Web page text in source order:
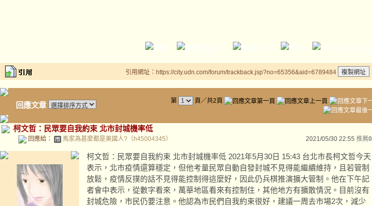
引用網址：https://city.udn.com/forum/trackback.jsp?no=65356&aid=6789484
回應文章 第 頁／共2頁
柯文哲：民眾要自我約束 北市封城機率低
回應給： 馬家為甚麼都是美國人?（h45004345） 2021/05/30 22:55 推薦0
柯文哲：民眾要自我約束 北市封城機率低 2021年5月30日 15:43 台北市長柯文哲今天
表示，北市疫情還算穩定，但他考量民眾自動自發封城不見得能繼續維持，且若管制
放鬆，疫情反撲的話不見得能控制得這麼好，因此仍兵棋推演擴大管制。他在下午記
者會中表示，從數字看來，萬華地區看來有控制住，其他地方有擴散情況。目前沒有
封城危險，市民仍要注意。他認為市民們自我約束很好，建議一周去市場2次，減少